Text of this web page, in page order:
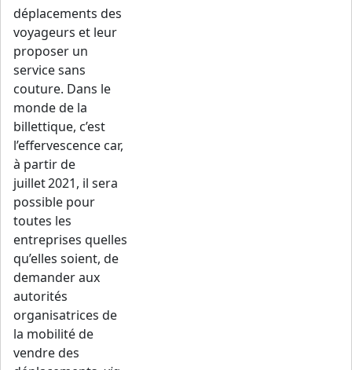
déplacements des
voyageurs et leur
proposer un
service sans
couture. Dans le
monde de la
billettique, c’est
l’effervescence car,
à partir de
juillet 2021, il sera
possible pour
toutes les
entreprises quelles
qu’elles soient, de
demander aux
autorités
organisatrices de
la mobilité de
vendre des